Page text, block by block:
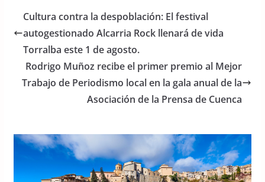
e
b
o
o
k
er s
A
p
p
Cultura contra la despoblación: El festival
autogestionado Alcarria Rock llenará de vida
Torralba este 1 de agosto.
Rodrigo Muñoz recibe el primer premio al Mejor
Trabajo de Periodismo local en la gala anual de la
Asociación de la Prensa de Cuenca